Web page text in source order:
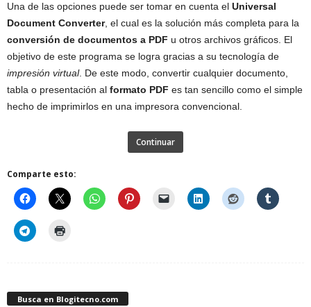
Una de las opciones puede ser tomar en cuenta el Universal
Document Converter, el cual es la solución más completa para la
conversión de documentos a PDF u otros archivos gráficos. El
objetivo de este programa se logra gracias a su tecnología de
impresión virtual. De este modo, convertir cualquier documento,
tabla o presentación al formato PDF es tan sencillo como el simple
hecho de imprimirlos en una impresora convencional.
Continuar
Comparte esto:
Busca en Blogitecno.com